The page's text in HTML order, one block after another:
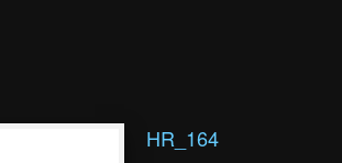
HR_164